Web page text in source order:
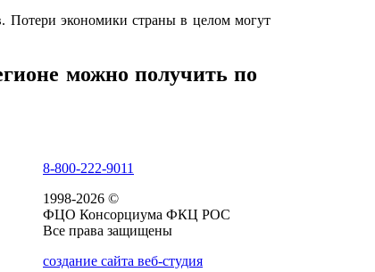
Потери экономики страны в целом могут
можно получить по
8-800-222-9011
1998-2026 ©
ФЦО Консорциума ФКЦ РОС
Все права защищены
создание сайта веб-студия